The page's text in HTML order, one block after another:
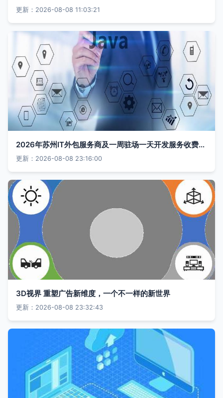
更新：2026-08-08 11:03:21
2026年苏州IT外包服务商及一周驻场一天开发服务收费指南
更新：2026-08-08 23:16:00
3D视界 重塑广告新维度，一个不一样的新世界
更新：2026-08-08 23:32:43